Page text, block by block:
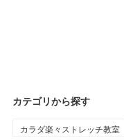
カテゴリから探す
カラダ楽々ストレッチ教室